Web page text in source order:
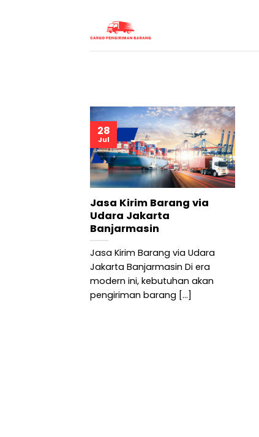
Jasa Kirim Barang via
Udara Jakarta
Banjarmasin
Jasa Kirim Barang via Udara
Jakarta Banjarmasin Di era
modern ini, kebutuhan akan
pengiriman barang [...]
28
Jul